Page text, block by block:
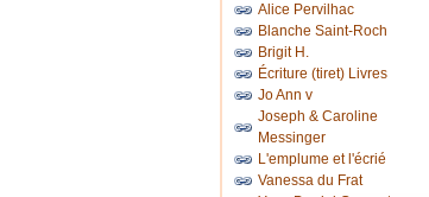
Alice Pervilhac
Blanche Saint-Roch
Brigit H.
Écriture (tiret) Livres
Jo Ann v
Joseph & Caroline
Messinger
L'emplume et l'écrié
Vanessa du Frat